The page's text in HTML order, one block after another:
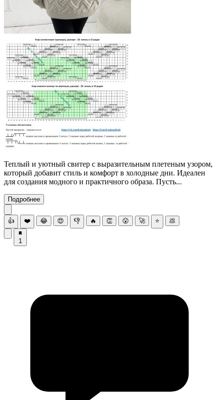
Теплый и уютный свитер с выразительным плетеным узором,
который добавит стиль и комфорт в холодные дни. Идеален
для создания модного и практичного образа. Пусть...
Подробнее
👍 ❤️ 😂 😍 👎 🔥 👏 😮 🚀 ⭐ 💩
1